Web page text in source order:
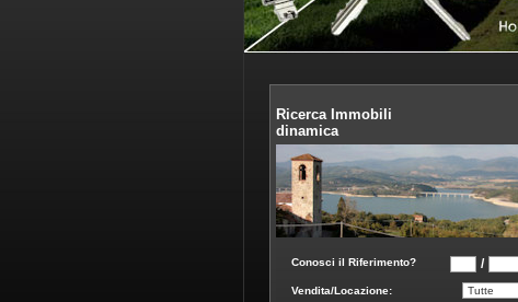
Ricerca Immobili
dinamica